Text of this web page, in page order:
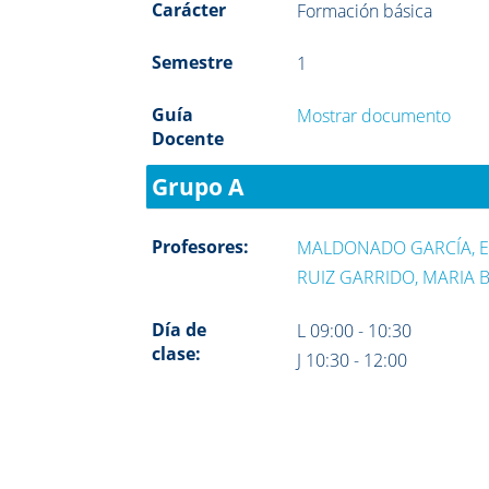
Carácter Formación básica
Semestre 1
Guía
Docente
Mostrar documento
Grupo A
Profesores:
MALDONADO GARCÍA,
RUIZ GARRIDO, MARIA
Día de
clase:
L 09:00 - 10:30
J 10:30 - 12:00